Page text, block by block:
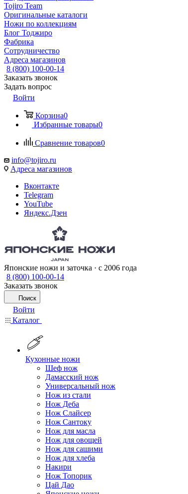
Tojiro Team
Оригинальные каталоги
Ножи по коллекциям
Блог Тоджиро
Фабрика
Сотрудничество
Адреса магазинов
8 (800) 100-00-14
Заказать звонок
Задать вопрос
Войти
Корзина0
Избранные товары0
Сравнение товаров0
info@tojiro.ru
Адреса магазинов
Вконтакте
Telegram
YouTube
Яндекс.Дзен
Японские ножи и заточка · с 2006 года
8 (800) 100-00-14
Заказать звонок
Поиск
Войти
Каталог
Кухонные ножи
Шеф нож
Дамасский нож
Универсальный нож
Нож из стали
Нож Деба
Нож Слайсер
Нож Сантоку
Нож для масла
Нож для овощей
Нож для сашими
Нож для хлеба
Накири
Нож Топорик
Цай Дао